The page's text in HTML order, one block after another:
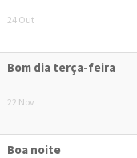
24 Out
Bom dia terça-feira
22 Nov
Boa noite